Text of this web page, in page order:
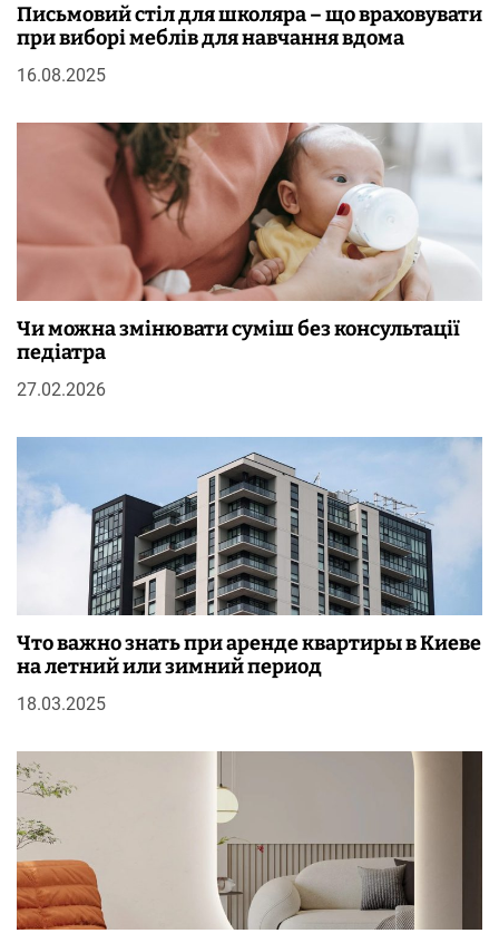
Письмовий стіл для школяра – що враховувати
при виборі меблів для навчання вдома
16.08.2025
Чи можна змінювати суміш без консультації
педіатра
27.02.2026
Что важно знать при аренде квартиры в Киеве
на летний или зимний период
18.03.2025